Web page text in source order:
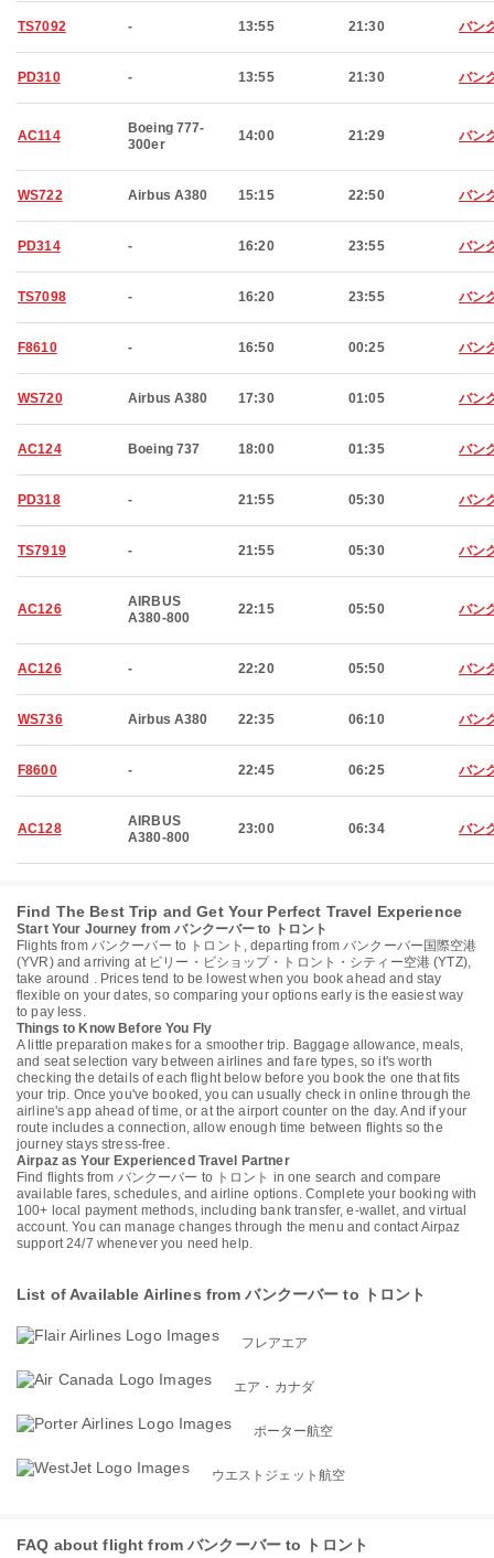
TS7092 - 13:55 21:30 バン
PD310 - 13:55 21:30 バン
AC114
Boeing 777-
300er
14:00 21:29 バン
WS722 Airbus A380 15:15 22:50 バン
PD314 - 16:20 23:55 バン
TS7098 - 16:20 23:55 バン
F8610 - 16:50 00:25 バン
WS720 Airbus A380 17:30 01:05 バン
AC124 Boeing 737 18:00 01:35 バン
PD318 - 21:55 05:30 バン
TS7919 - 21:55 05:30 バン
AC126
AIRBUS
A380-800
22:15 05:50 バン
AC126 - 22:20 05:50 バン
WS736 Airbus A380 22:35 06:10 バン
F8600 - 22:45 06:25 バン
AC128
AIRBUS
A380-800
23:00 06:34 バン
Find The Best Trip and Get Your Perfect Travel Experience
Start Your Journey from バンクーバー to トロント
Flights from バンクーバー to トロント, departing from バンクーバー国際空港
(YVR) and arriving at ビリー・ビショップ・トロント・シティー空港 (YTZ),
take around . Prices tend to be lowest when you book ahead and stay
flexible on your dates, so comparing your options early is the easiest way
to pay less.
Things to Know Before You Fly
A little preparation makes for a smoother trip. Baggage allowance, meals,
and seat selection vary between airlines and fare types, so it's worth
checking the details of each flight below before you book the one that fits
your trip. Once you've booked, you can usually check in online through the
airline's app ahead of time, or at the airport counter on the day. And if your
route includes a connection, allow enough time between flights so the
journey stays stress-free.
Airpaz as Your Experienced Travel Partner
Find flights from バンクーバー to トロント in one search and compare
available fares, schedules, and airline options. Complete your booking with
100+ local payment methods, including bank transfer, e-wallet, and virtual
account. You can manage changes through the menu and contact Airpaz
support 24/7 whenever you need help.
List of Available Airlines from バンクーバー to トロント
フレアエア
エア・カナダ
ポーター航空
ウエストジェット航空
FAQ about flight from バンクーバー to トロント